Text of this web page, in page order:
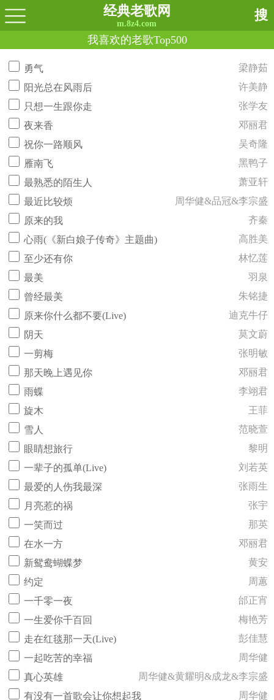
经典老歌网
m.8z4.com
搜
我喜欢的老歌Top500
勇气
梁静茹
阳光总在风雨后
许美静
只想一生跟你走
张学友
夜来香
邓丽君
祝你一路顺风
吴奇隆
雁南飞
黑鸭子
最熟悉的陌生人
萧亚轩
最近比较烦
周华健&品冠&李宗盛
原来的我
齐秦
心雨(《新白娘子传奇》主题曲)
高胜美
至少还有你
林忆莲
最美
羽泉
曾经最美
朱铭捷
原来你什么都不要(Live)
迪克牛仔
阴天
莫文蔚
一剪梅
张明敏
那天晚上遇见你
邓丽君
雨蝶
李翊君
旋木
王菲
雪人
范晓萱
眼睛想旅行
黎明
一辈子的孤单(Live)
刘若英
最爱的人伤我最深
张雨生
月亮惹的祸
张宇
一笑而过
那英
在水一方
邓丽君
新鸳鸯蝴蝶梦
黄安
约定
周蕙
一千零一夜
邰正宵
一生爱你千百回
梅艳芳
走在红毯那一天(Live)
彭佳慧
一起吃苦的幸福
周华健
真心英雄
周华健&黄耀明&成龙&李宗盛
有没有一首歌会让你想起我
周华健